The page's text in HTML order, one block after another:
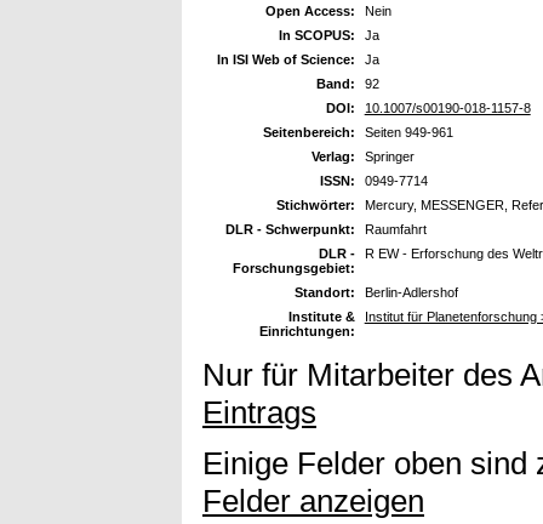
Open Access:
Nein
In SCOPUS:
Ja
In ISI Web of Science:
Ja
Band:
92
DOI:
10.1007/s00190-018-1157-8
Seitenbereich:
Seiten 949-961
Verlag:
Springer
ISSN:
0949-7714
Stichwörter:
Mercury, MESSENGER,
DLR - Schwerpunkt:
Raumfahrt
DLR -
Forschungsgebiet:
R EW - Erforschung des
Standort:
Berlin-Adlershof
Institute &
Einrichtungen:
Institut für Planetenforschung
Nur für Mitarbeiter des
Eintrags
Einige Felder oben
Felder anzeigen